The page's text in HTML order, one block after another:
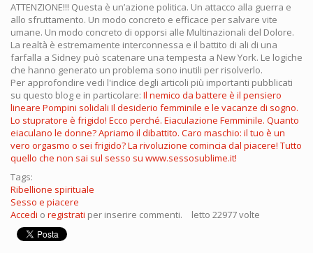
ATTENZIONE!!! Questa è un’azione politica. Un attacco alla guerra e
allo sfruttamento. Un modo concreto e efficace per salvare vite
umane. Un modo concreto di opporsi alle Multinazionali del Dolore.
La realtà è estremamente interconnessa e il battito di ali di una
farfalla a Sidney può scatenare una tempesta a New York. Le logiche
che hanno generato un problema sono inutili per risolverlo.
Per approfondire vedi l'indice degli articoli più importanti pubblicati
su questo blog e in particolare: Il nemico da battere è il pensiero
lineare Pompini solidali Il desiderio femminile e le vacanze di sogno.
Lo stupratore è frigido! Ecco perché. Eiaculazione Femminile. Quanto
eiaculano le donne? Apriamo il dibattito. Caro maschio: il tuo è un
vero orgasmo o sei frigido? La rivoluzione comincia dal piacere! Tutto
quello che non sai sul sesso su www.sessosublime.it!
Tags:
Ribellione spirituale
Sesso e piacere
Accedi o registrati per inserire commenti. letto 22977 volte